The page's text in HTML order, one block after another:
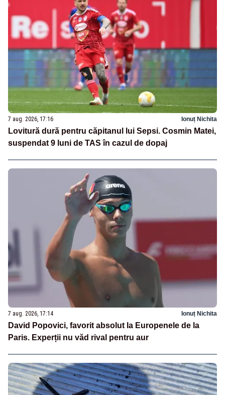
7 aug. 2026, 17:16 Ionuț Nichita
Lovitură dură pentru căpitanul lui Sepsi. Cosmin Matei,
suspendat 9 luni de TAS în cazul de dopaj
7 aug. 2026, 17:14 Ionuț Nichita
David Popovici, favorit absolut la Europenele de la
Paris. Experții nu văd rival pentru aur